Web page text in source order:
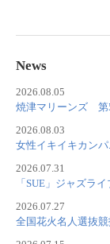
News
2026.08.05
焼津マリーンズ 第
2026.08.03
女性イキイキカンパ
2026.07.31
「SUE」ジャズラ
2026.07.27
全国花火名人選抜